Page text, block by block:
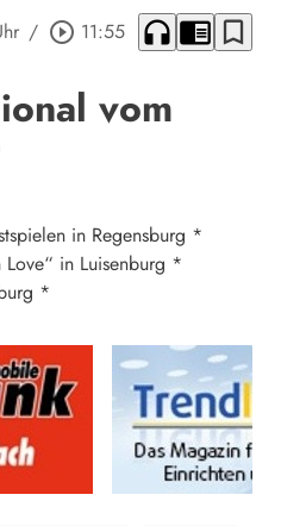
/ play_circle_outline 11:55 headphones chrome_reader_mode bookmark_border
vom
in Regensburg *
Love“ in Luisenburg *
*